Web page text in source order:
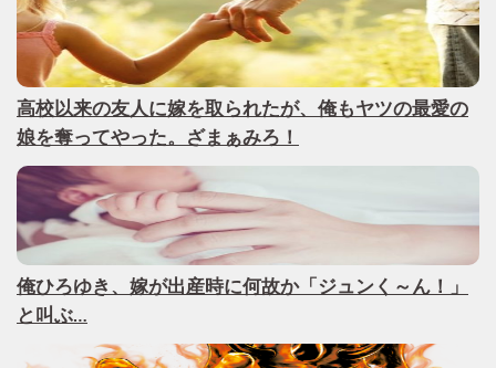
高校以来の友人に嫁を取られたが、俺もヤツの最愛の
娘を奪ってやった。ざまぁみろ！
俺ひろゆき、嫁が出産時に何故か「ジュンく～ん！」
と叫ぶ…